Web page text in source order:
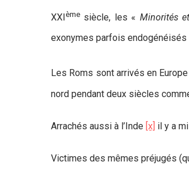
XXI ème siècle, les « Minorités
exonymes parfois endogénéisés
Les Roms sont arrivés en
nord pendant deux siècles
Arrachés aussi à l’Inde [x] il y a
Victimes des mêmes préjugés